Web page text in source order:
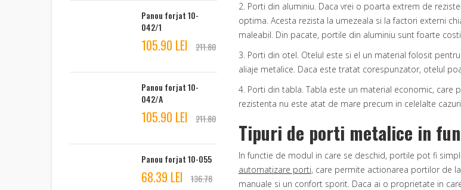
Panou forjat 10-
042/1
105.90 LEI 211.80
Panou forjat 10-
042/A
105.90 LEI 211.80
Panou forjat 10-055
68.39 LEI 136.78
2. Porti din aluminiu. Daca vrei o poarta extrem de
optima. Acesta rezista la umezeala si la factori externi
maleabil. Din pacate, portile din aluminiu sunt foarte
3. Porti din otel. Otelul este si el un material folosit
aliaje metalice. Daca este tratat corespunzator, otelul
4. Porti din tabla. Tabla este un material economic,
rezistenta nu este atat de mare precum in celelalte
Tipuri de porti metalice in
In functie de modul in care se deschid, portile pot fi
automatizare porti, care permite actionarea portilor de
manuale si un confort sporit. Daca ai o proprietate in